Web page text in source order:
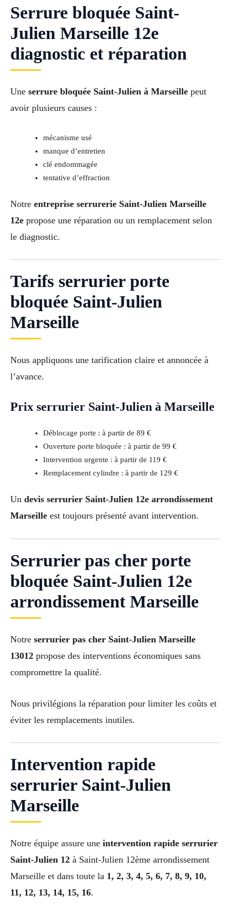
Serrure bloquée Saint-
Julien Marseille 12e
diagnostic et réparation
Une serrure bloquée Saint-Julien à Marseille peut
avoir plusieurs causes :
mécanisme usé
manque d’entretien
clé endommagée
tentative d’effraction
Notre entreprise serrurerie Saint-Julien Marseille
12e propose une réparation ou un remplacement selon
le diagnostic.
Tarifs serrurier porte
bloquée Saint-Julien
Marseille
Nous appliquons une tarification claire et annoncée à
l’avance.
Prix serrurier Saint-Julien à Marseille
Déblocage porte : à partir de 89 €
Ouverture porte bloquée : à partir de 99 €
Intervention urgente : à partir de 119 €
Remplacement cylindre : à partir de 129 €
Un devis serrurier Saint-Julien 12e arrondissement
Marseille est toujours présenté avant intervention.
Serrurier pas cher porte
bloquée Saint-Julien 12e
arrondissement Marseille
Notre serrurier pas cher Saint-Julien Marseille
13012 propose des interventions économiques sans
compromettre la qualité.
Nous privilégions la réparation pour limiter les coûts et
éviter les remplacements inutiles.
Intervention rapide
serrurier Saint-Julien
Marseille
Notre équipe assure une intervention rapide serrurier
Saint-Julien 12 à Saint-Julien 12ème arrondissement
Marseille et dans toute la 1, 2, 3, 4, 5, 6, 7, 8, 9, 10,
11, 12, 13, 14, 15, 16.